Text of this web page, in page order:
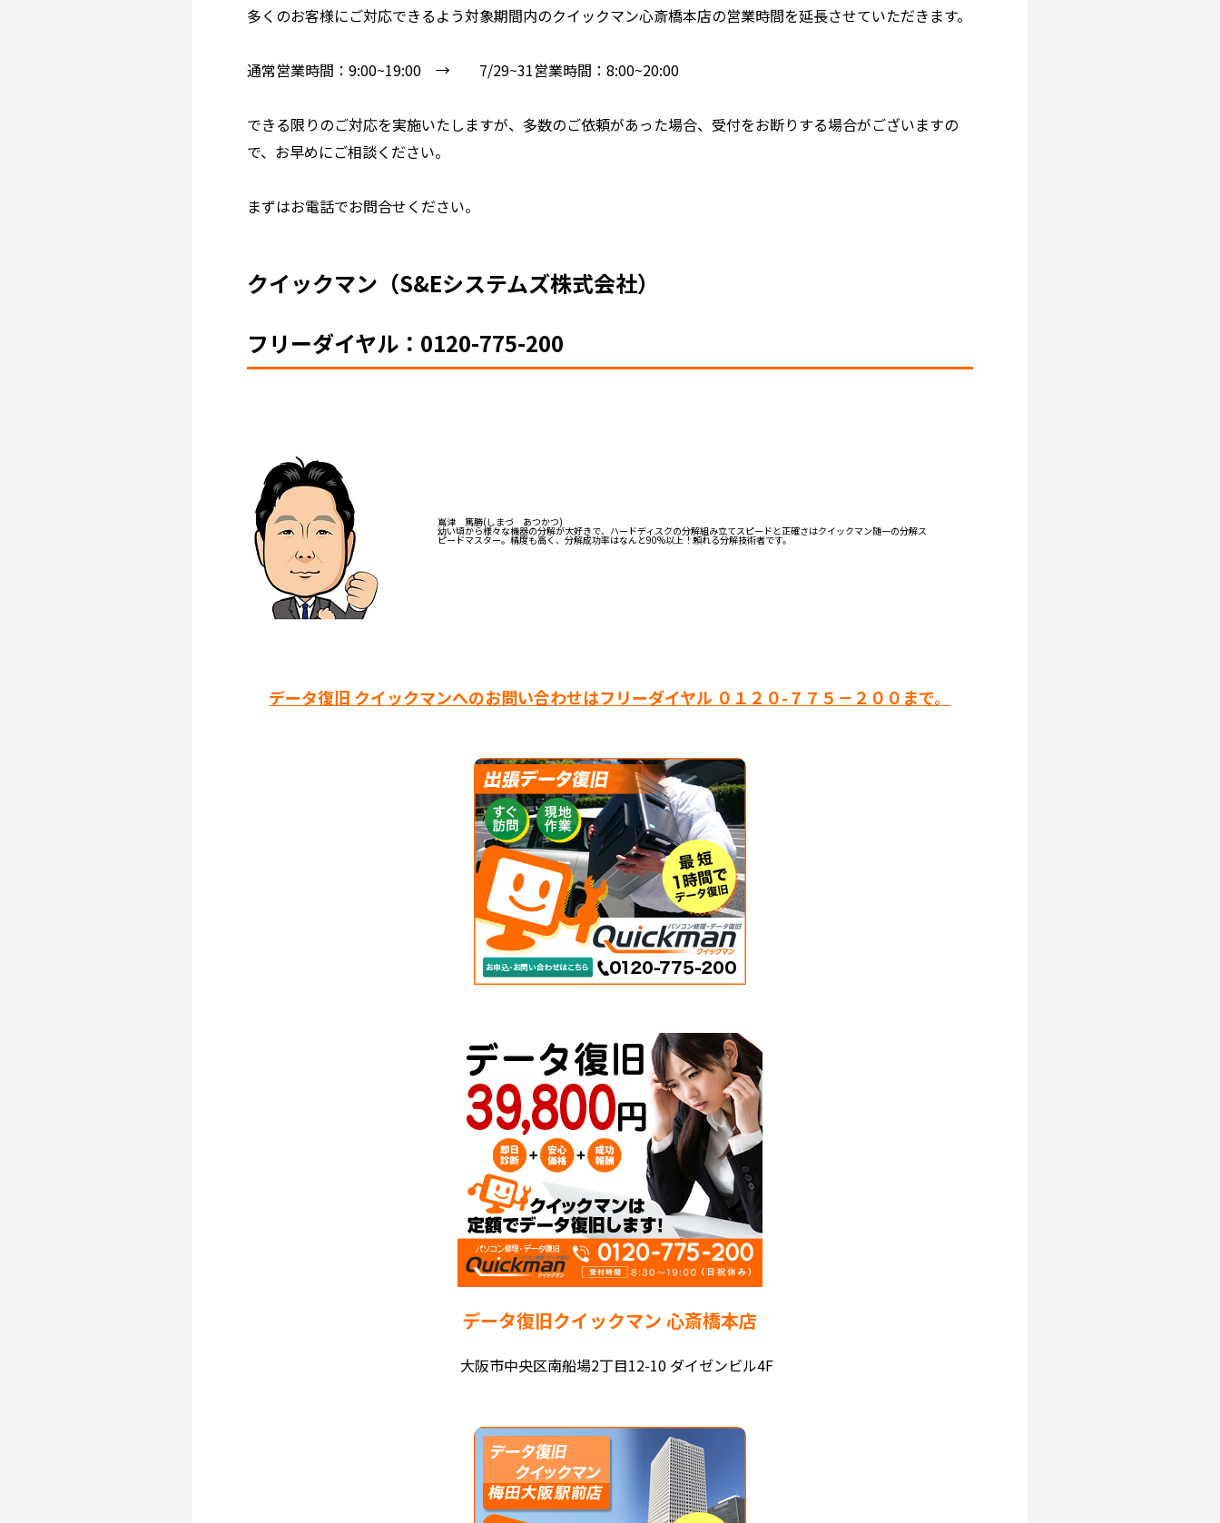
多くのお客様にご対応できるよう対象期間内のクイックマン心斎橋本店の営業時間を延長させていただきます。
通常営業時間：9:00~19:00 → 7/29~31営業時間：8:00~20:00
できる限りのご対応を実施いたしますが、多数のご依頼があった場合、受付をお断りする場合がございますの
で、お早めにご相談ください。
まずはお電話でお問合せください。
クイックマン（S&Eシステムズ株式会社）
フリーダイヤル：0120-775-200
嶌津 篤勝(しまづ あつかつ)
幼い頃から様々な機器の分解が大好きで、ハードディスクの分解組み立てスピードと正確さはクイックマン随一の分解ス
ピードマスター。精度も高く、分解成功率はなんと90%以上！頼れる分解技術者です。
データ復旧 クイックマンへのお問い合わせはフリーダイヤル ０１２０-７７５－２００まで。
データ復旧クイックマン 心斎橋本店
大阪市中央区南船場2丁目12-10 ダイゼンビル4F